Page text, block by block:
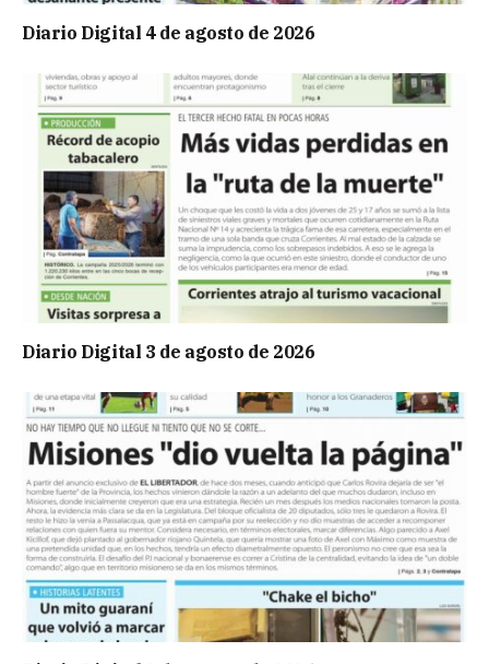
Diario Digital 4 de agosto de 2026
Diario Digital 3 de agosto de 2026